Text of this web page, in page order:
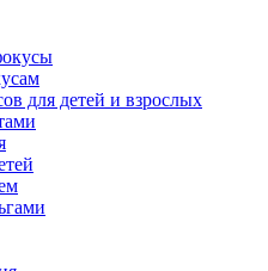
для детей и взрослых